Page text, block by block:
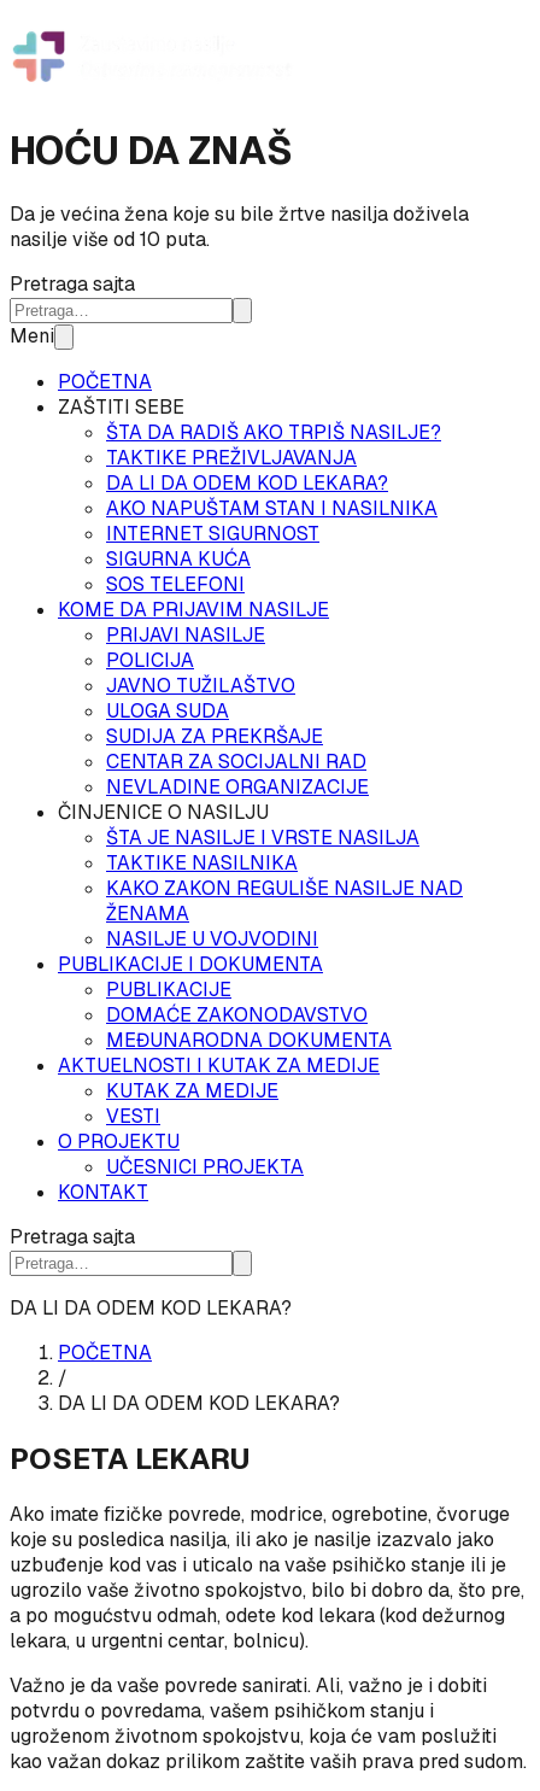
HOĆU DA ZNAŠ
Da je većina žena koje su bile žrtve nasilja doživela
nasilje više od 10 puta.
Pretraga sajta
Meni
POČETNA
ZAŠTITI SEBE
ŠTA DA RADIŠ AKO TRPIŠ NASILJE?
TAKTIKE PREŽIVLJAVANJA
DA LI DA ODEM KOD LEKARA?
AKO NAPUŠTAM STAN I NASILNIKA
INTERNET SIGURNOST
SIGURNA KUĆA
SOS TELEFONI
KOME DA PRIJAVIM NASILJE
PRIJAVI NASILJE
POLICIJA
JAVNO TUŽILAŠTVO
ULOGA SUDA
SUDIJA ZA PREKRŠAJE
CENTAR ZA SOCIJALNI RAD
NEVLADINE ORGANIZACIJE
ČINJENICE O NASILJU
ŠTA JE NASILJE I VRSTE NASILJA
TAKTIKE NASILNIKA
KAKO ZAKON REGULIŠE NASILJE NAD
ŽENAMA
NASILJE U VOJVODINI
PUBLIKACIJE I DOKUMENTA
PUBLIKACIJE
DOMAĆE ZAKONODAVSTVO
MEĐUNARODNA DOKUMENTA
AKTUELNOSTI I KUTAK ZA MEDIJE
KUTAK ZA MEDIJE
VESTI
O PROJEKTU
UČESNICI PROJEKTA
KONTAKT
Pretraga sajta
DA LI DA ODEM KOD LEKARA?
POČETNA
/
DA LI DA ODEM KOD LEKARA?
POSETA LEKARU
Ako imate fizičke povrede, modrice, ogrebotine, čvoruge
koje su posledica nasilja, ili ako je nasilje izazvalo jako
uzbuđenje kod vas i uticalo na vaše psihičko stanje ili je
ugrozilo vaše životno spokojstvo, bilo bi dobro da, što pre,
a po mogućstvu odmah, odete kod lekara (kod dežurnog
lekara, u urgentni centar, bolnicu).
Važno je da vaše povrede sanirati. Ali, važno je i dobiti
potvrdu o povredama, vašem psihičkom stanju i
ugroženom životnom spokojstvu, koja će vam poslužiti
kao važan dokaz prilikom zaštite vaših prava pred sudom.